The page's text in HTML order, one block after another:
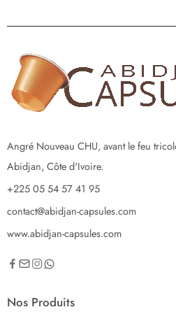
Angré Nouveau CHU, avant le feu
Abidjan, Côte d'Ivoire.
+225 05 54 57 41 95
contact@abidjan-capsules.com
www.abidjan-capsules.com
Nos Produits